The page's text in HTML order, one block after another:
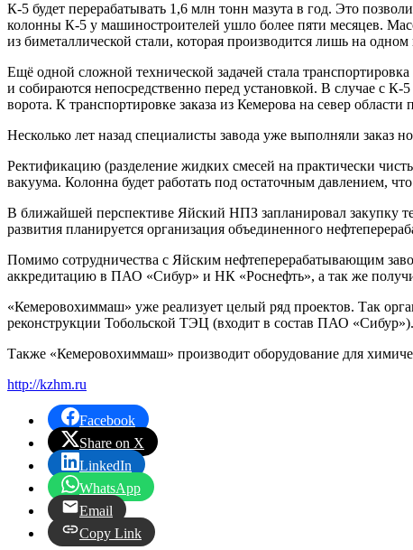
К-5 будет перерабатывать 1,6 млн тонн мазута в год. Это
колонны К-5 у машиностроителей ушло более пяти месяцев.
из биметаллической стали, которая производится лишь на
Ещё одной сложной технической задачей стала
и собираются непосредственно перед установкой. В случае с
ворота. К транспортировке заказа из Кемерова на север
Несколько лет назад специалисты завода уже выполняли заказ
Ректификацию (разделение жидких смесей на практически
вакуума. Колонна будет работать под остаточным давлением,
В ближайшей перспективе Яйский НПЗ запланировал закупку
развития планируется организация объединенного
Помимо сотрудничества с Яйским нефтеперерабатывающим
аккредитацию в ПАО «Сибур» и НК «Роснефть», а так же
«Кемеровохиммаш» уже реализует целый ряд проектов. Так
реконструкции Тобольской ТЭЦ (входит в состав ПАО «Сибур»).
Также «Кемеровохиммаш» производит оборудование для
http://kzhm.ru
Facebook
Share on X
LinkedIn
WhatsApp
Email
Copy Link